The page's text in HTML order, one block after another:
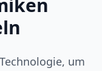
um